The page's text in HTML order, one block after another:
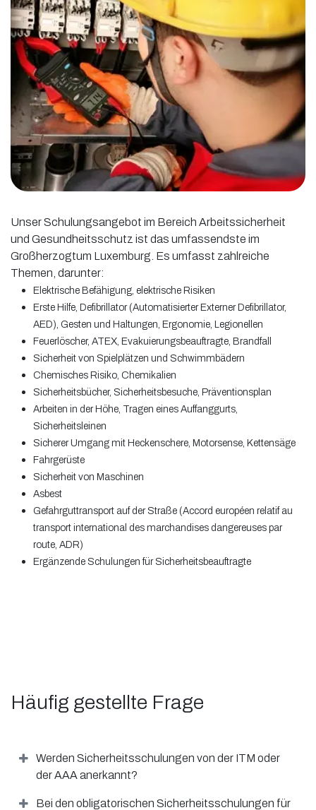
Unser Schulungsangebot im Bereich Arbeitssicherheit
und Gesundheitsschutz ist das umfassendste im
Großherzogtum Luxemburg. Es umfasst zahlreiche
Themen, darunter:
Elektrische Befähigung, elektrische Risiken
Erste Hilfe, Defibrillator (Automatisierter Externer Defibrillator,
AED), Gesten und Haltungen, Ergonomie, Legionellen
Feuerlöscher, ATEX, Evakuierungsbeauftragte, Brandfall
Sicherheit von Spielplätzen und Schwimmbädern
Chemisches Risiko, Chemikalien
Sicherheitsbücher, Sicherheitsbesuche, Präventionsplan
Arbeiten in der Höhe, Tragen eines Auffanggurts,
Sicherheitsleinen
Sicherer Umgang mit Heckenschere, Motorsense, Kettensäge
Fahrgerüste
Sicherheit von Maschinen
Asbest
Gefahrguttransport auf der Straße (Accord européen relatif au
transport international des marchandises dangereuses par
route, ADR)
Ergänzende Schulungen für Sicherheitsbeauftragte
Häufig gestellte Frage
Werden Sicherheitsschulungen von der ITM oder
der AAA anerkannt?
Bei den obligatorischen Sicherheitsschulungen für